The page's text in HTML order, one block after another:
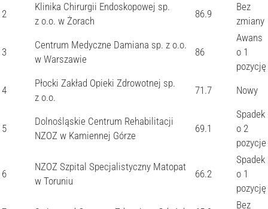
2
Klinika Chirurgii Endoskopowej sp.
z o.o. w Żorach
86.9
Bez
zmiany
3
Centrum Medyczne Damiana sp. z o.o.
w Warszawie
86
Awans
o 1
pozycję
4
Płocki Zakład Opieki Zdrowotnej sp.
z o.o.
71.7 Nowy
5
Dolnośląskie Centrum Rehabilitacji
NZOZ w Kamiennej Górze
69.1
Spadek
o 2
pozycje
6
NZOZ Szpital Specjalistyczny Matopat
w Toruniu
66.2
Spadek
o 1
pozycję
Bez